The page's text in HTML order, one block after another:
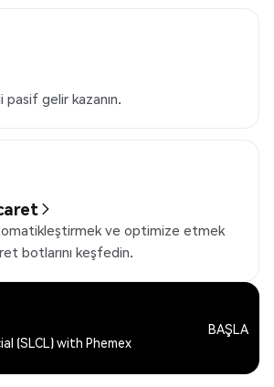
gelir kazanın.
ve optimize etmek
botlarını keşfedin.
(SLCL) with Phemex
BAŞLA